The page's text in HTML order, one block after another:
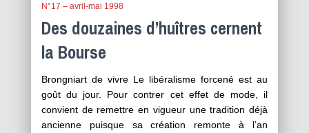
N°17 – avril-mai 1998
Des douzaines d’huîtres cernent
la Bourse
Brongniart de vivre Le libéralisme forcené est au
goût du jour. Pour contrer cet effet de mode, il
convient de remettre en vigueur une tradition déjà
ancienne puisque sa création remonte à l’an